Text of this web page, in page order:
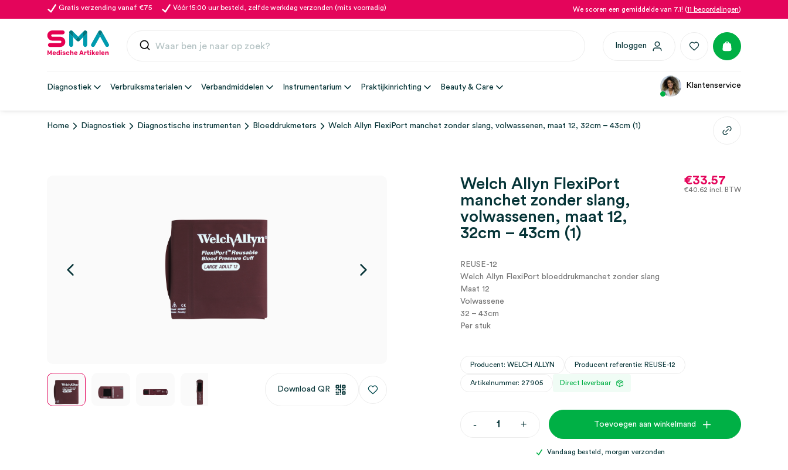
Gratis verzending vanaf €75 Vóór 15:00 uur besteld, zelfde werkdag verzonden (mits voorradig) We scoren een gemiddelde van 7.1! (11 beoordelingen)
Inloggen
Diagnostiek Verbruiksmaterialen Verbandmiddelen Instrumentarium Praktijkinrichting Beauty & Care Klantenservice
Home Diagnostiek Diagnostische instrumenten Bloeddrukmeters Welch Allyn FlexiPort manchet zonder slang, volwassenen, maat 12, 32cm – 43cm (1)
Download QR
Welch Allyn FlexiPort
manchet zonder slang,
volwassenen, maat 12,
32cm – 43cm (1)
€33.57
€40.62 incl. BTW
REUSE-12
Welch Allyn FlexiPort bloeddrukmanchet zonder slang
Maat 12
Volwassene
32 – 43cm
Per stuk
Producent: WELCH ALLYN Producent referentie: REUSE-12
Artikelnummer: 27905 Direct leverbaar
-Welch
+ Toevoegen aan winkelmand
Vandaag besteld, morgen verzonden